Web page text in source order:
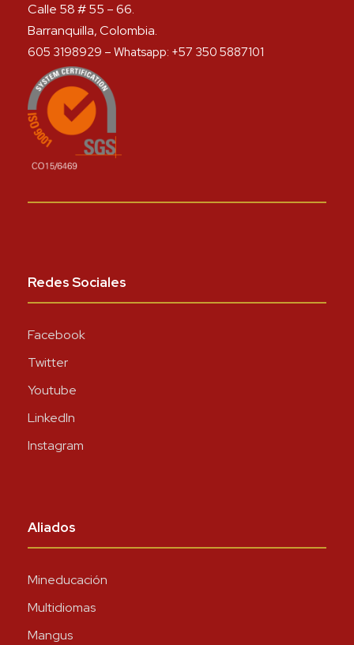
Calle 58 # 55 – 66.
Barranquilla, Colombia.
605 3198929 – Whatsapp: +57 350 5887101
Redes Sociales
Facebook
Twitter
Youtube
LinkedIn
Instagram
Aliados
Mineducación
Multidiomas
Mangus